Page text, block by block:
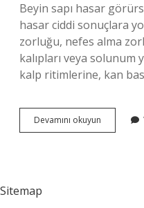
Beyin sapı hasar
hasar ciddi sonuçlara
zorluğu, nefes alma
kalıpları veya solunum
kalp ritimlerine, kan
Devamını okuyun
Nerede
Sitemap